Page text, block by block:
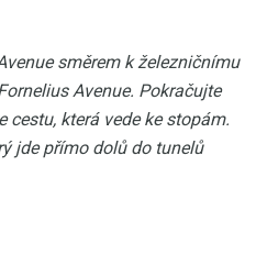
směrem k železničnímu
Avenue. Pokračujte
cestu, která vede ke stopám.
jde přímo dolů do tunelů